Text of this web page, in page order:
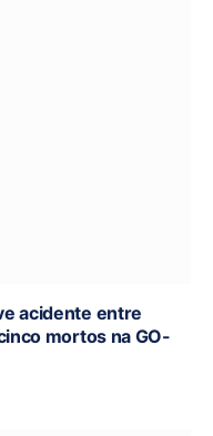
acidente entre
mortos na GO-